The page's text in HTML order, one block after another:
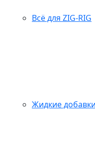
Всё для ZIG-RIG
Жидкие добавки